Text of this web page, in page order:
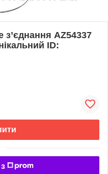
AZ54337
ID: